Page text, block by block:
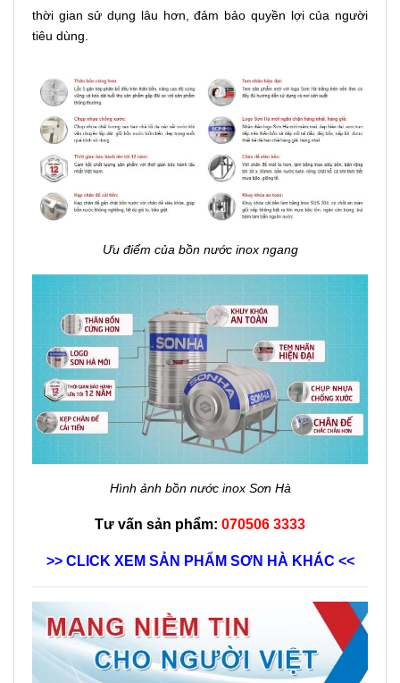
thời gian sử dụng lâu hơn, đảm bảo quyền lợi của người
tiêu dùng.
Ưu điểm của bồn nước inox ngang
Hình ảnh bồn nước inox Sơn Hà
Tư vấn sản phẩm: 070506 3333
>> CLICK XEM SẢN PHẨM SƠN HÀ KHÁC <<